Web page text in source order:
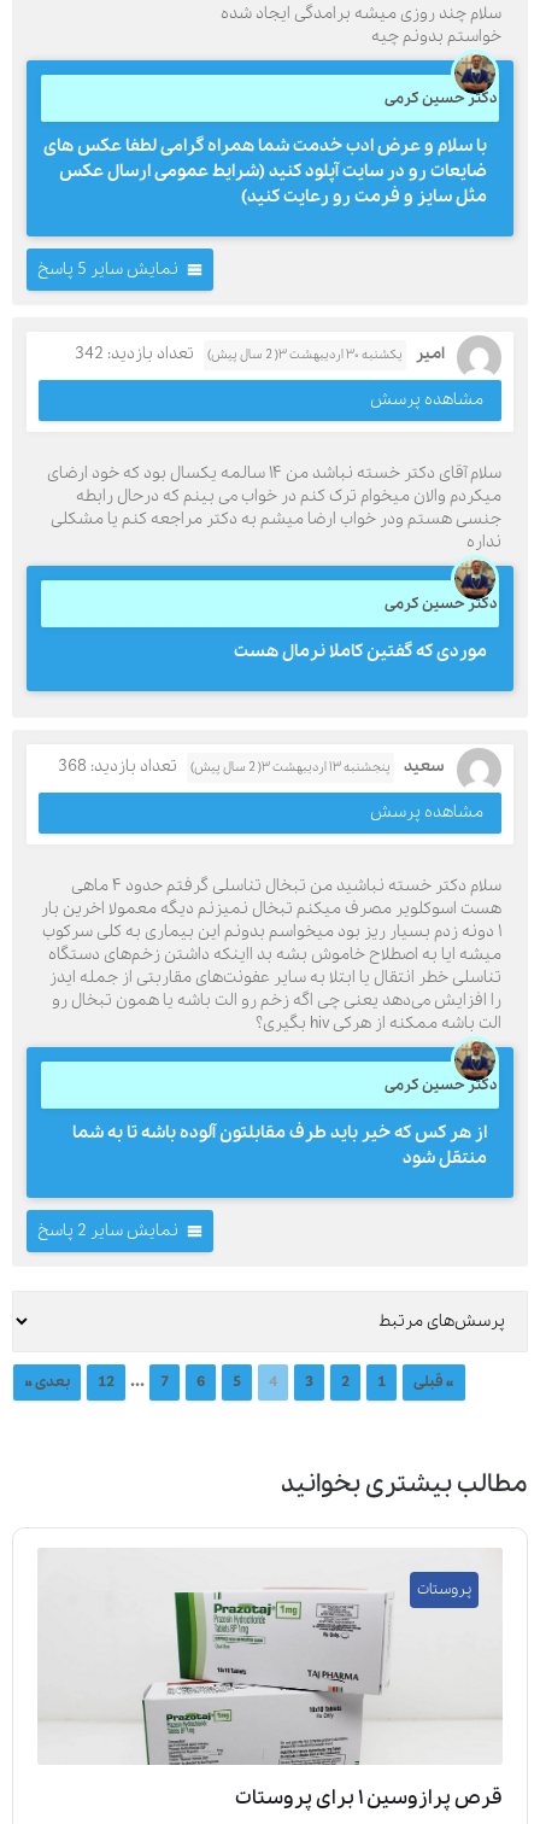
سلام چند روزی میشه برامدگی ایجاد شده
خواستم بدونم چیه
دکتر حسین کرمی
با سلام و عرض ادب خدمت شما همراه گرامی لطفا عکس های
ضایعات رو در سایت آپلود کنید (شرایط عمومی ارسال عکس
مثل سایز و فرمت رو رعایت کنید)
نمایش سایر 5 پاسخ
امیر یکشنبه ۳۰ اردیبهشت ۳( 2 سال پیش)
تعداد بازدید: 342
مشاهده پرسش
سلام آقای دکتر خسته نباشد من ۱۴ سالمه یکسال بود که خود ارضای
میکردم والان میخوام ترک کنم در خواب می بینم که درحال رابطه
جنسی هستم ودر خواب ارضا میشم به دکتر مراجعه کنم یا مشکلی
نداره
دکتر حسین کرمی
موردی که گفتین کاملا نرمال هست
سعید پنجشنبه ۱۳ اردیبهشت ۳( 2 سال پیش)
تعداد بازدید: 368
مشاهده پرسش
سلام دکتر خسته نباشید من تبخال تناسلی گرفتم حدود ۴ ماهی
هست اسوکلویر مصرف میکنم تبخال نمیزنم دیگه معمولا اخرین بار
۱ دونه زدم بسیار ریز بود میخواسم بدونم این بیماری به کلی سرکوب
میشه ایا به اصطلاح خاموش بشه بد ااینکه داشتن زخم‌های دستگاه
تناسلی خطر انتقال یا ابتلا به سایر عفونت‌های مقاربتی از جمله ایدز
را افزایش می‌دهد یعنی چی اگه زخم رو الت باشه یا همون تبخال رو
الت باشه ممکنه از هرکی hiv بگیری؟
دکتر حسین کرمی
از هر کس که خیر باید طرف مقابلتون آلوده باشه تا به شما
منتقل شود
نمایش سایر 2 پاسخ
« قبلی 1
2
3
4
5
6
7
...
12 بعدی »
مطالب بیشتری بخوانید
پروستات
قرص پرازوسین ۱ برای پروستات